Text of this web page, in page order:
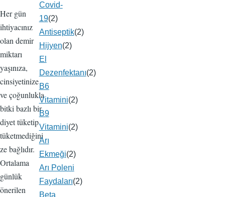
Her gün
ihtiyacınız
olan demir
miktarı
yaşınıza,
cinsiyetinize
ve çoğunlukla
bitki bazlı bir
diyet tüketip
tüketmediğini
ze bağlıdır.
Ortalama
günlük
önerilen
Covid-
19(2)
Antiseptik(2)
Hijyen(2)
El
Dezenfektanı(2)
B6
Vitamini(2)
B9
Vitamini(2)
Arı
Ekmeği(2)
Arı Poleni
Faydaları(2)
Beta